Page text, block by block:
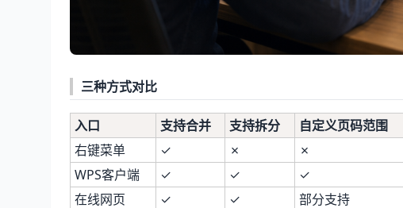
三种方式对比
入口 支持合并 支持拆分 自定义页码范围
右键菜单
✓ ✗ ✗
WPS客户端
✓ ✓ ✓
在线网页
✓ ✓ 部分支持